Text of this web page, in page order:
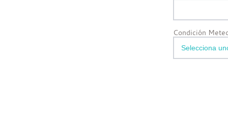
Condición